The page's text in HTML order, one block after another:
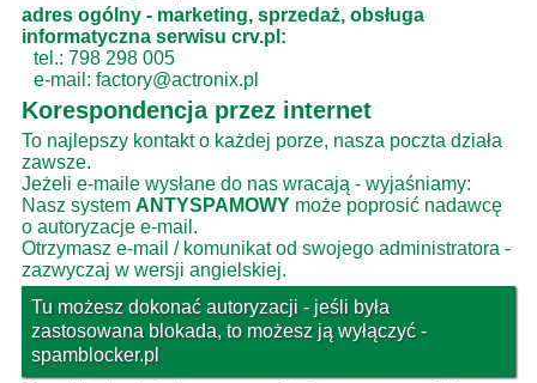
adres ogólny - marketing, sprzedaż, obsługa
informatyczna serwisu crv.pl:
tel.: 798 298 005
e-mail: factory@actronix.pl
Korespondencja przez internet
To najlepszy kontakt o każdej porze, nasza poczta działa
zawsze.
Jeżeli e-maile wysłane do nas wracają - wyjaśniamy:
Nasz system ANTYSPAMOWY może poprosić nadawcę
o autoryzacje e-mail.
Otrzymasz e-mail / komunikat od swojego administratora -
zazwyczaj w wersji angielskiej.
Tu możesz dokonać autoryzacji - jeśli była
zastosowana blokada, to możesz ją wyłączyć -
spamblocker.pl